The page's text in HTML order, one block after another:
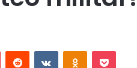
PinterestReddit VKontakteOdnoklassniki
Pocket